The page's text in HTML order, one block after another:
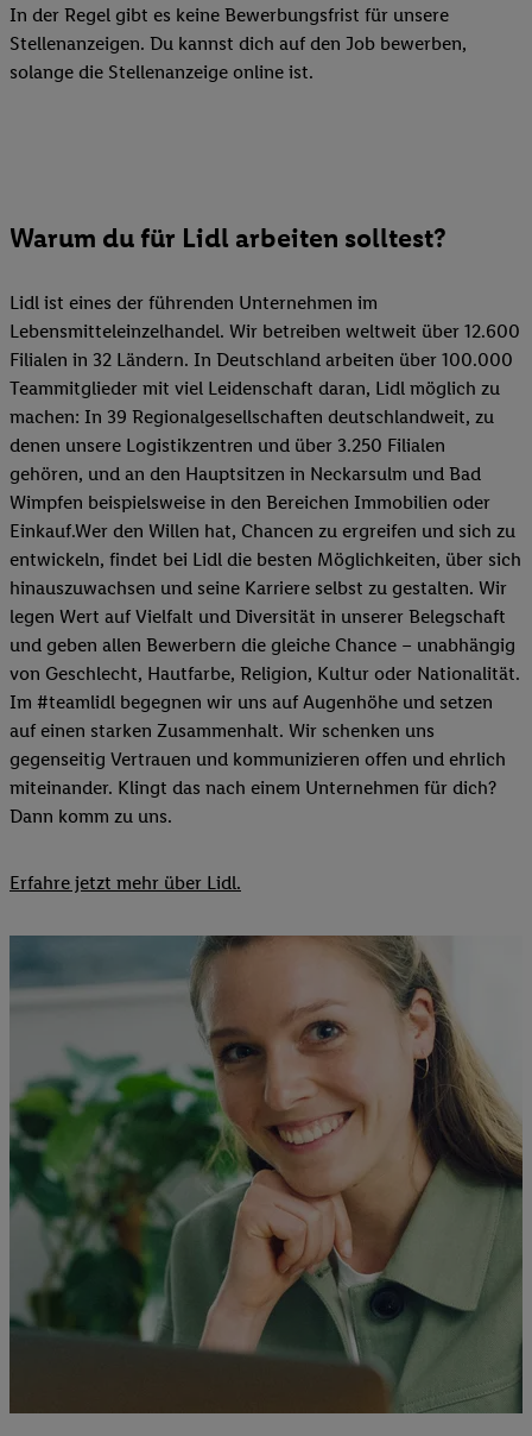
In der Regel gibt es keine Bewerbungsfrist für unsere
Stellenanzeigen. Du kannst dich auf den Job bewerben,
solange die Stellenanzeige online ist.
Warum du für Lidl arbeiten solltest?
Lidl ist eines der führenden Unternehmen im
Lebensmitteleinzelhandel. Wir betreiben weltweit über 12.600
Filialen in 32 Ländern. In Deutschland arbeiten über 100.000
Teammitglieder mit viel Leidenschaft daran, Lidl möglich zu
machen: In 39 Regionalgesellschaften deutschlandweit, zu
denen unsere Logistikzentren und über 3.250 Filialen
gehören, und an den Hauptsitzen in Neckarsulm und Bad
Wimpfen beispielsweise in den Bereichen Immobilien oder
Einkauf.Wer den Willen hat, Chancen zu ergreifen und sich zu
entwickeln, findet bei Lidl die besten Möglichkeiten, über sich
hinauszuwachsen und seine Karriere selbst zu gestalten. Wir
legen Wert auf Vielfalt und Diversität in unserer Belegschaft
und geben allen Bewerbern die gleiche Chance – unabhängig
von Geschlecht, Hautfarbe, Religion, Kultur oder Nationalität.
Im #teamlidl begegnen wir uns auf Augenhöhe und setzen
auf einen starken Zusammenhalt. Wir schenken uns
gegenseitig Vertrauen und kommunizieren offen und ehrlich
miteinander. Klingt das nach einem Unternehmen für dich?
Dann komm zu uns.​
Erfahre jetzt mehr über Lidl.